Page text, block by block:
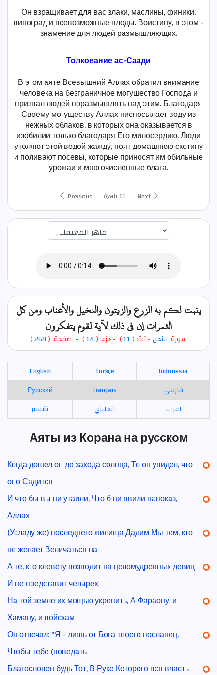
Он взращивает для вас злаки, маслины, финики,
виноград и всевозможные плоды. Воистину, в этом -
знамение для людей размышляющих.
Толкование ас-Саади
В этом аяте Всевышний Аллах обратил внимание
человека на безграничное могущество Господа и
призвал людей поразмышлять над этим. Благодаря
Своему могуществу Аллах ниспосылает воду из
нежных облаков, в которых она оказывается в
изобилии только благодаря Его милосердию. Люди
утоляют этой водой жажду, поят домашнюю скотину
и поливают посевы, которые приносят им обильные
урожаи и многочисленные блага.
Previous Ayah 11 Next
اختيار قارئ الآية
ينبت لكم به الزرع والزيتون والنخيل والأعناب ومن كل
الثمرات إن في ذلك لآية لقوم يتفكرون
سورة:النحل- آية: ( 11
) - جزء: ( 14) - صفحة: ( 268
)
English Türkçe
Indonesia
Русский
Français
فارسی
تفسير
انجليزي اعراب
Аяты из Корана на русском
Когда дошел он до захода солнца, То он увидел, что
оно Садится
И что бы вы ни утаили, Что б ни явили напоказ,
Аллах
(Усладу же) последнего жилища Дадим Мы тем, кто
не желает Величаться на
А те, кто клевету возводит на целомудренных девиц
И не представит четырех
На той земле их мощью укрепить, А Фараону, и
Хаману, и войскам
Он отвечал: "Я - лишь от Бога твоего посланец,
Чтобы тебе (поведать
Благословен будь Тот, В Руке Которого вся власть